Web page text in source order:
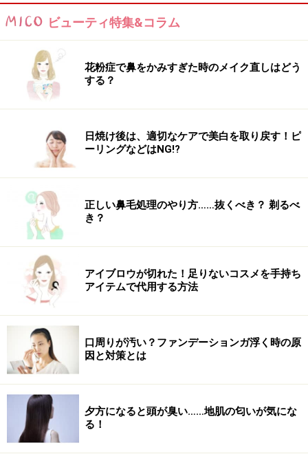
ビューティ特集&コラム
花粉症で鼻をかみすぎた時のメイク直しはどう
する？
日焼け後は、適切なケアで美白を取り戻す！ピ
ーリングなどはNG!?
正しい鼻毛処理のやり方……抜くべき？ 剃るべ
き？
アイブロウが切れた！足りないコスメを手持ち
アイテムで代用する方法
口周りが汚い？ファンデーションガ浮く時の原
因と対策とは
夕方になると頭が臭い……地肌の匂いが気にな
る！